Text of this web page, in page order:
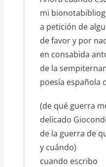
mi
a petición de
de favor y por
en consabida
de la
poesía española
(de qué guerra
delicado
de la guerra de
y cuándo)
cuando escribo